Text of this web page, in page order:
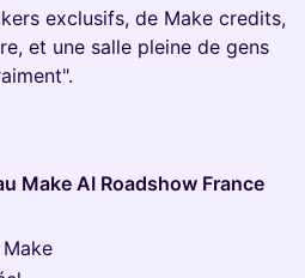
exclusifs, de Make credits,
et une salle pleine de gens
Make AI Roadshow France
Make